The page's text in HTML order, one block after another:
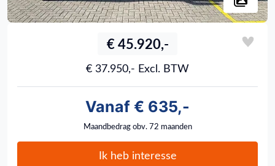
€ 45.920,-
€ 37.950,- Excl. BTW
Vanaf € 635,-
Maandbedrag obv. 72 maanden
Ik heb interesse